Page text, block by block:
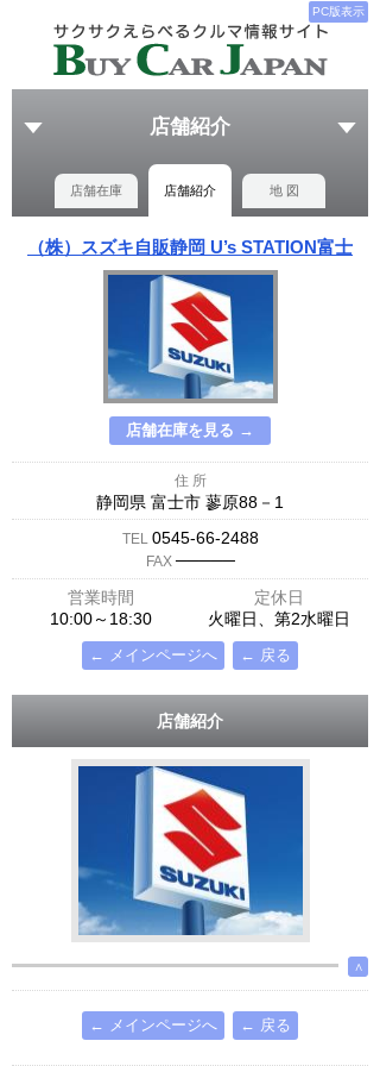
PC版表示
店舗紹介
店舗在庫 店舗紹介 地 図
（株）スズキ自販静岡 U’s STATION富士
店舗在庫を見る →
住 所
静岡県 富士市 蓼原88－1
TEL 0545-66-2488
FAX ─────
営業時間
定休日
10:00～18:30
火曜日、第2水曜日
← メインページへ ← 戻る
店舗紹介
∧
← メインページへ ← 戻る